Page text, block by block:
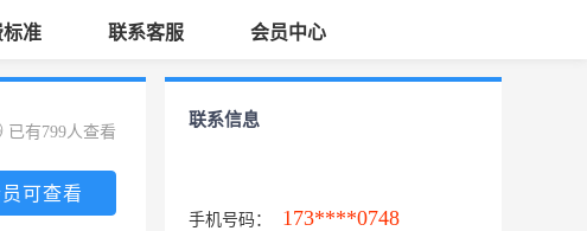
标准 联系客服 会员中心
已有799人查看
可查看
联系信息
手机号码： 173****0748